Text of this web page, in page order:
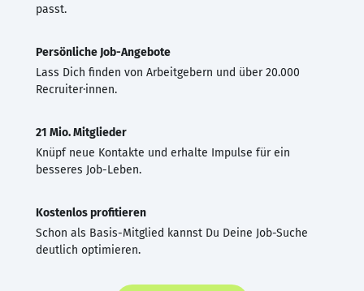
passt.
Persönliche Job-Angebote
Lass Dich finden von Arbeitgebern und über 20.000
Recruiter·innen.
21 Mio. Mitglieder
Knüpf neue Kontakte und erhalte Impulse für ein
besseres Job-Leben.
Kostenlos profitieren
Schon als Basis-Mitglied kannst Du Deine Job-Suche
deutlich optimieren.